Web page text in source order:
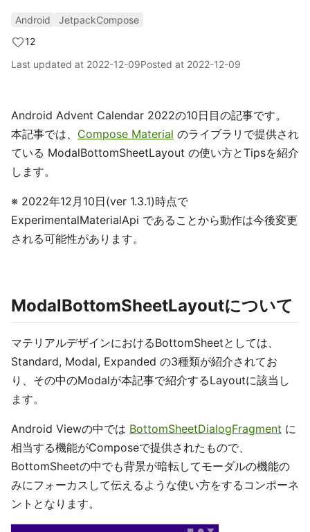
Android
JetpackCompose
12
Last updated at 2022-12-09Posted at 2022-12-09
Android Advent Calendar 2022の10日目の記事です。
本記事では、 Compose Material のライブラリで提供され
ている ModalBottomSheetLayout の使い方とTipsを紹介
します。
※ 2022年12月10日(ver 1.3.1)時点で
ExperimentalMaterialApi であることから動作は今後変更
される可能性があります。
ModalBottomSheetLayoutについて
マテリアルデザインにおけるBottomSheetとしては、
Standard, Modal, Expanded の3種類が紹介されてお
り、その中のModalが本記事で紹介するLayoutに該当し
ます。
Android Viewの中では BottomSheetDialogFragment に
相当する機能がComposeで提供されたもので、
BottomSheetの中でも背景が暗転してモーダルの機能の
みにフォーカスして伝えるような使い方をするコンポーネ
ントとなります。